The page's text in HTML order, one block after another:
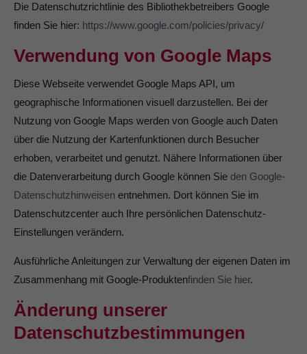
Die Datenschutzrichtlinie des Bibliothekbetreibers Google
finden Sie hier: https://www.google.com/policies/privacy/
Verwendung von Google Maps
Diese Webseite verwendet Google Maps API, um
geographische Informationen visuell darzustellen. Bei der
Nutzung von Google Maps werden von Google auch Daten
über die Nutzung der Kartenfunktionen durch Besucher
erhoben, verarbeitet und genutzt. Nähere Informationen über
die Datenverarbeitung durch Google können Sie den Google-
Datenschutzhinweisen entnehmen. Dort können Sie im
Datenschutzcenter auch Ihre persönlichen Datenschutz-
Einstellungen verändern.
Ausführliche Anleitungen zur Verwaltung der eigenen Daten im
Zusammenhang mit Google-Produktenfinden Sie hier.
Änderung unserer
Datenschutzbestimmungen